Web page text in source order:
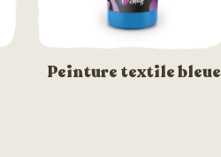
Peinture textile bleue